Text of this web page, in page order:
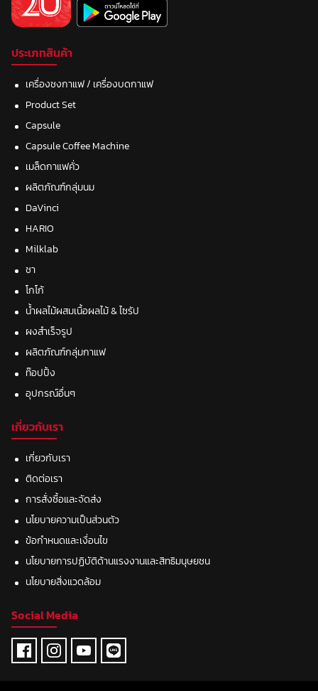
ประเภทสินค้า
เครื่องชงกาแฟ / เครื่องบดกาแฟ
Product Set
Capsule
Capsule Coffee Machine
เมล็ดกาแฟคั่ว
ผลิตภัณฑ์กลุ่มนม
DaVinci
HARIO
Milklab
ชา
โกโก้
น้ำผลไม้ผสมเนื้อผลไม้ & ไซรัป
ผงสำเร็จรูป
ผลิตภัณฑ์กลุ่มกาแฟ
ท๊อปปิ้ง
อุปกรณ์อื่นๆ
เกี่ยวกับเรา
เกี่ยวกับเรา
ติดต่อเรา
การสั่งซื้อและจัดส่ง
นโยบายความเป็นส่วนตัว
ข้อกำหนดและเงื่อนไข
นโยบายการปฏิบัติด้านแรงงานและสิทธิมนุษยชน
นโยบายสิ่งแวดล้อม
Social Media